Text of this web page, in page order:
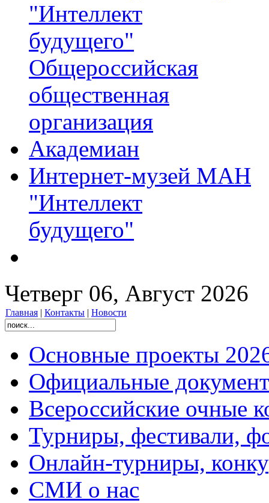
"Интеллект
будущего"
Общероссийская
общественная
организация
Академиан
Интернет-музей МАН
"Интеллект
будущего"
Четверг 06, Август 2026
Главная | Контакты | Новости
Основные проекты
Официальные
Всероссийские очные
Турниры, фестивали,
Онлайн-турниры,
СМИ о нас